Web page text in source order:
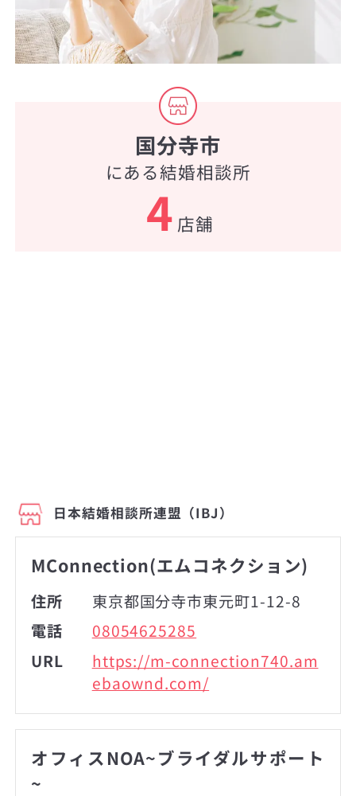
国分寺市
にある結婚相談所
4 店舗
日本結婚相談所連盟（IBJ）
MConnection(エムコネクション)
住所
東京都国分寺市東元町1-12-8
電話
08054625285
URL
https://m-connection740.am
ebaownd.com/
オフィスNOA~ブライダルサポート
~